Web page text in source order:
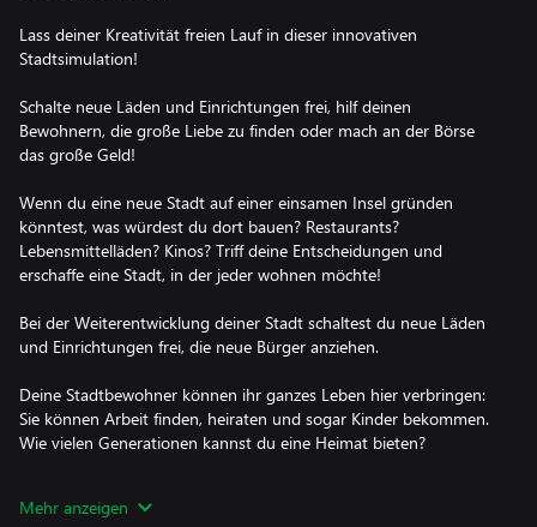
Lass deiner Kreativität freien Lauf in dieser innovativen
Stadtsimulation!
Schalte neue Läden und Einrichtungen frei, hilf deinen
Bewohnern, die große Liebe zu finden oder mach an der Börse
das große Geld!
Wenn du eine neue Stadt auf einer einsamen Insel gründen
könntest, was würdest du dort bauen? Restaurants?
Lebensmittelläden? Kinos? Triff deine Entscheidungen und
erschaffe eine Stadt, in der jeder wohnen möchte!
Bei der Weiterentwicklung deiner Stadt schaltest du neue Läden
und Einrichtungen frei, die neue Bürger anziehen.
Deine Stadtbewohner können ihr ganzes Leben hier verbringen:
Sie können Arbeit finden, heiraten und sogar Kinder bekommen.
Wie vielen Generationen kannst du eine Heimat bieten?
Den Bewohnern stehen Autos, Fahrräder und sogar Ufos zur
Mehr anzeigen